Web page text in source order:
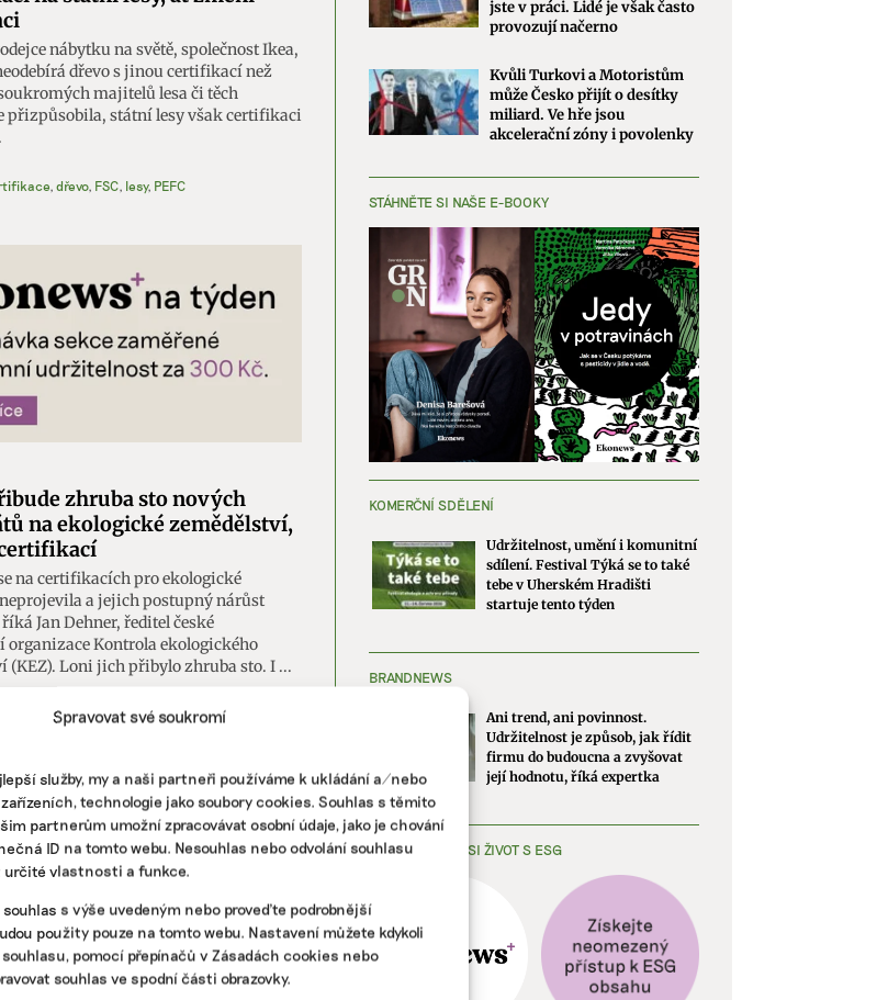
Spravovat své soukromí
služby, my a naši partneři používáme k ukládání a/nebo
technologie jako soubory cookies. Souhlas s těmito
partnerům umožní zpracovávat osobní údaje, jako je chování
ID na tomto webu. Nesouhlas nebo odvolání souhlasu
určité vlastnosti a funkce.
s výše uvedeným nebo proveďte podrobnější
použity pouze na tomto webu. Nastavení můžete kdykoli
pomocí přepínačů v Zásadách cookies nebo
souhlas ve spodní části obrazovky.
nábytku na světě, společnost Ikea,
dřevo s jinou certifikací než
majitelů lesa či těch
přizpůsobila, státní lesy však certifikaci
, dřevo, FSC, lesy, PEFC
zhruba sto nových
na ekologické zemědělství,
na certifikacích pro ekologické
a jejich postupný nárůst
Jan Dehner, ředitel české
Kontrola ekologického
(KEZ). Loni jich přibylo zhruba sto. I ...
certifikace,ekologické zemědělství
skutečně přírodní
certifikáty, které vám s tím
stovky certifikátů ekologické
se v nich není jednoduché,
kdy velké kosmetické firmy vytvářejí
které ale nemají nic společného s
drogerie přírodní kosmetika
jste v práci. Lidé je však často
provozují načerno
Kvůli Turkovi a Motoristům
může Česko přijít o desítky
miliard. Ve hře jsou
akcelerační zóny i povolenky
STÁHNĚTE SI NAŠE E-BOOKY
KOMERČNÍ SDĚLENÍ
Udržitelnost, umění i komunitní
sdílení. Festival Týká se to také
tebe v Uherském Hradišti
startuje tento týden
BRANDNEWS
Ani trend, ani povinnost.
Udržitelnost je způsob, jak řídit
firmu do budoucna a zvyšovat
její hodnotu, říká expertka
ZJEDNODUŠTE SI ŽIVOT S ESG